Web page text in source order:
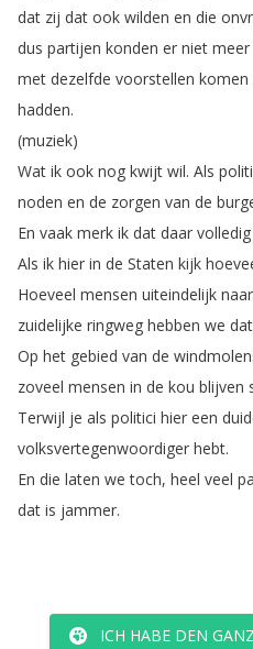
dat zij dat ook wilden en die
dus partijen konden er niet meer
met dezelfde voorstellen komen
hadden.
(muziek)
Wat ik ook nog kwijt wil. Als
noden en de zorgen van de
En vaak merk ik dat daar volledig
Als ik hier in de Staten kijk
Hoeveel mensen uiteindelijk naar
zuidelijke ringweg hebben we dat
Op het gebied van de
zoveel mensen in de kou blijven
Terwijl je als politici hier een
volksvertegenwoordiger hebt.
En die laten we toch, heel veel
dat is jammer.
ICH HABE DEN